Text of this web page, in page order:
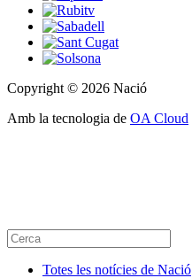
Copyright © 2026 Nació
Amb la tecnologia de OA Cloud
Totes les notícies de Nació